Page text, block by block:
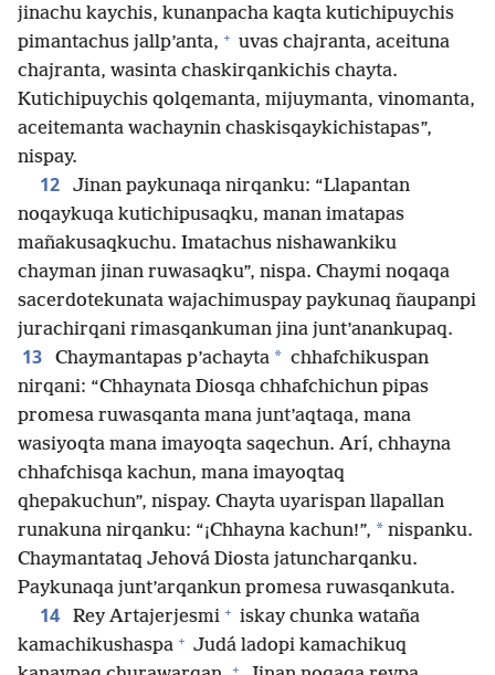
jinachu kaychis, kunanpacha kaqta kutichipuychis
pimantachus jallp’anta, + uvas chajranta, aceituna
chajranta, wasinta chaskirqankichis chayta.
Kutichipuychis qolqemanta, mijuymanta, vinomanta,
aceitemanta wachaynin chaskisqaykichistapas”,
nispay.
12
Jinan paykunaqa nirqanku: “Llapantan
noqaykuqa kutichipusaqku, manan imatapas
mañakusaqkuchu. Imatachus nishawankiku
chayman jinan ruwasaqku”, nispa. Chaymi noqaqa
sacerdotekunata wajachimuspay paykunaq ñaupanpi
jurachirqani rimasqankuman jina junt’anankupaq.
13 Chaymantapas p’achayta * chhafchikuspan
nirqani: “Chhaynata Diosqa chhafchichun pipas
promesa ruwasqanta mana junt’aqtaqa, mana
wasiyoqta mana imayoqta saqechun. Arí, chhayna
chhafchisqa kachun, mana imayoqtaq
qhepakuchun”, nispay. Chayta uyarispan llapallan
runakuna nirqanku: “¡Chhayna kachun!”, * nispanku.
Chaymantataq Jehová Diosta jatuncharqanku.
Paykunaqa junt’arqankun promesa ruwasqankuta.
14 Rey Artajerjesmi + iskay chunka wataña
kamachikushaspa + Judá ladopi kamachikuq
+